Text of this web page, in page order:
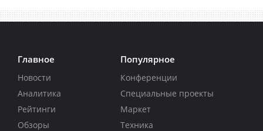
Главное
Новости
Аналитика
Рейтинги
Обзоры
Популярное
Конференции
Специальные проекты
Маркет
Техника